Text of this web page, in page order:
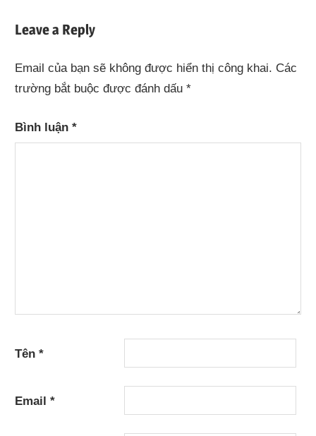
viết
Leave a Reply
Email của bạn sẽ không được hiển thị công khai. Các
trường bắt buộc được đánh dấu*
Bình luận*
Tên*
Email*